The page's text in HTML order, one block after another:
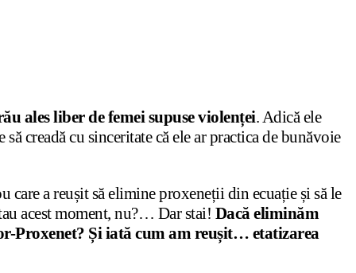
ales liber de femei supuse violenței. Adică ele
creadă cu sinceritate că ele ar practica de bunăvoie
care a reușit să elimine proxeneții din ecuație și să le
acest moment, nu?… Dar stai! Dacă eliminăm
Proxenet? Și iată cum am reușit… etatizarea